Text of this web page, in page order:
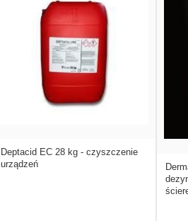
Deptacid EC 28 kg - czyszczenie
urządzeń